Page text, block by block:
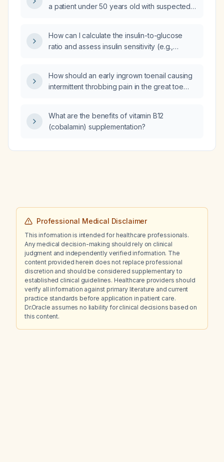
a patient under 50 years old with suspected
frontotemporal dementia?
How can I calculate the insulin-to-glucose
ratio and assess insulin sensitivity (e.g.,
How should an early ingrown toenail causing
intermittent throbbing pain in the great toe
What are the benefits of vitamin B12
(cobalamin) supplementation?
Professional Medical Disclaimer
This information is intended for healthcare professionals.
Any medical decision-making should rely on clinical
judgment and independently verified information. The
content provided herein does not replace professional
discretion and should be considered supplementary to
established clinical guidelines. Healthcare providers should
verify all information against primary literature and current
practice standards before application in patient care.
Dr.Oracle assumes no liability for clinical decisions based on
this content.